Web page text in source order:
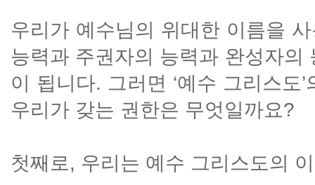
우리가 예수님의 위대한 이름을
능력과 주권자의 능력과 완성자
이 됩니다. 그러면 ‘예수 그리스도
우리가 갖는 권한은 무엇일까요?
첫째로, 우리는 예수 그리스도의